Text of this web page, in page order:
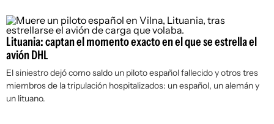
Lituania: captan el momento exacto en el que se estrella el
avión DHL
El siniestro dejó como saldo un piloto español fallecido y otros tres
miembros de la tripulación hospitalizados: un español, un alemán y
un lituano.